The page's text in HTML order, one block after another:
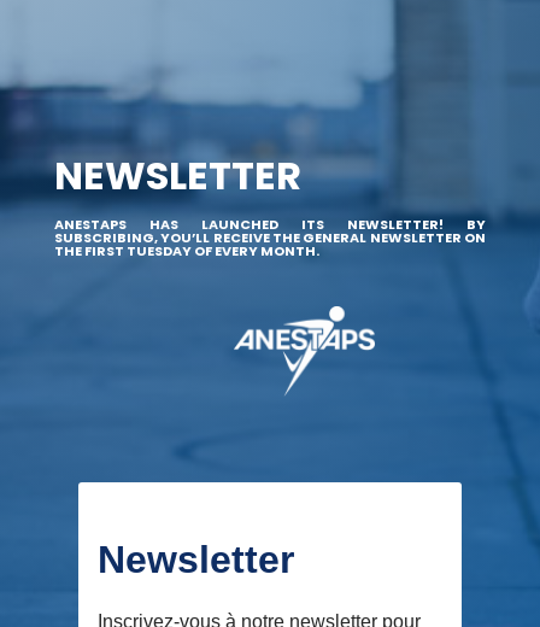
NEWSLETTER
ANESTAPS HAS LAUNCHED ITS NEWSLETTER! BY
SUBSCRIBING, YOU’LL RECEIVE THE GENERAL NEWSLETTER ON
THE FIRST TUESDAY OF EVERY MONTH.